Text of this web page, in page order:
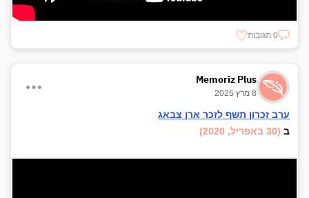
0 תגובות
Memoriz Plus
8 מרץ 2025
ערב זכרון תשף לזכר ארן צבאג
ב (30 באפריל, 2020)